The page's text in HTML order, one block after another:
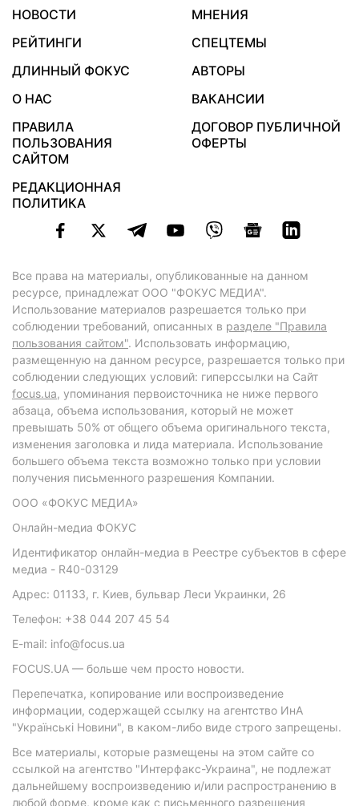
НОВОСТИ
МНЕНИЯ
РЕЙТИНГИ
СПЕЦТЕМЫ
ДЛИННЫЙ ФОКУС
АВТОРЫ
О НАС
ВАКАНСИИ
ПРАВИЛА
ПОЛЬЗОВАНИЯ
САЙТОМ
ДОГОВОР ПУБЛИЧНОЙ
ОФЕРТЫ
РЕДАКЦИОННАЯ
ПОЛИТИКА
Все права на материалы, опубликованные на данном
ресурсе, принадлежат ООО "ФОКУС МЕДИА".
Использование материалов разрешается только при
соблюдении требований, описанных в разделе "Правила
пользования сайтом". Использовать информацию,
размещенную на данном ресурсе, разрешается только при
соблюдении следующих условий: гиперссылки на Сайт
focus.ua, упоминания первоисточника не ниже первого
абзаца, объема использования, который не может
превышать 50% от общего объема оригинального текста,
изменения заголовка и лида материала. Использование
большего объема текста возможно только при условии
получения письменного разрешения Компании.
ООО «ФОКУС МЕДИА»
Онлайн-медиа ФОКУС
Идентификатор онлайн-медиа в Реестре субъектов в сфере
медиа - R40-03129
Адрес: 01133, г. Киев, бульвар Леси Украинки, 26
Телефон: +38 044 207 45 54
E-mail: info@focus.ua
FOCUS.UA — больше чем просто новости.
Перепечатка, копирование или воспроизведение
информации, содержащей ссылку на агентство ИнА
"Українські Новини", в каком-либо виде строго запрещены.
Все материалы, которые размещены на этом сайте со
ссылкой на агентство "Интерфакс-Украина", не подлежат
дальнейшему воспроизведению и/или распространению в
любой форме, кроме как с письменного разрешения